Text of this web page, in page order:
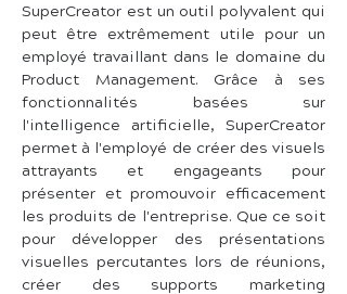
SuperCreator est un outil polyvalent qui
peut être extrêmement utile pour un
employé travaillant dans le domaine du
Product Management. Grâce à ses
fonctionnalités basées sur
l'intelligence artificielle, SuperCreator
permet à l'employé de créer des visuels
attrayants et engageants pour
présenter et promouvoir efficacement
les produits de l'entreprise. Que ce soit
pour développer des présentations
visuelles percutantes lors de réunions,
créer des supports marketing